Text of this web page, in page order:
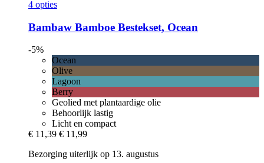
4 opties
Bambaw Bamboe Bestekset, Ocean
-5%
Ocean
Olive
Lagoon
Berry
Geolied met plantaardige olie
Behoorlijk lastig
Licht en compact
€ 11,39 € 11,99
Bezorging uiterlijk op 13. augustus